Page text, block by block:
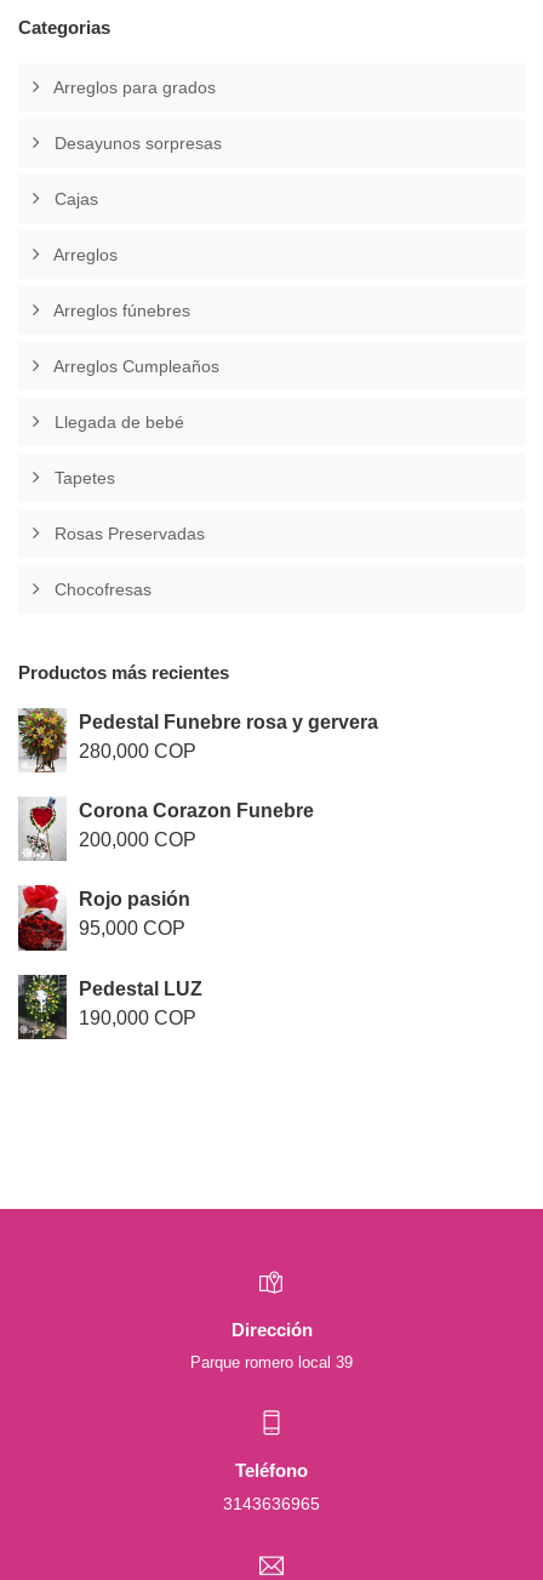
Categorias
Arreglos para grados
Desayunos sorpresas
Cajas
Arreglos
Arreglos fúnebres
Arreglos Cumpleaños
Llegada de bebé
Tapetes
Rosas Preservadas
Chocofresas
Productos más recientes
Pedestal Funebre rosa y gervera
280,000 COP
Corona Corazon Funebre
200,000 COP
Rojo pasión
95,000 COP
Pedestal LUZ
190,000 COP
Dirección
Parque romero local 39
Teléfono
3143636965